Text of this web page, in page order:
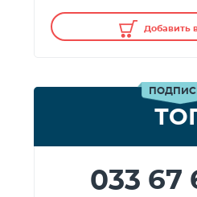
Добавить
033 67